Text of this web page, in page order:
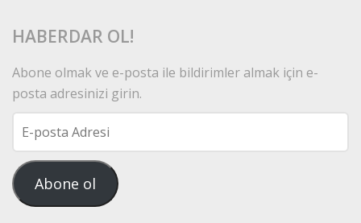
HABERDAR OL!
Abone olmak ve e-posta ile bildirimler almak için e-
posta adresinizi girin.
posta
Adresi
Abone ol